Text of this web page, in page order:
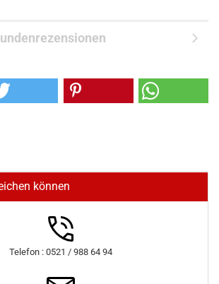
können
Telefon : 0521 / 988 64 94